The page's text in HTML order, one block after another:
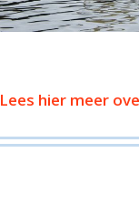
Lees hier meer